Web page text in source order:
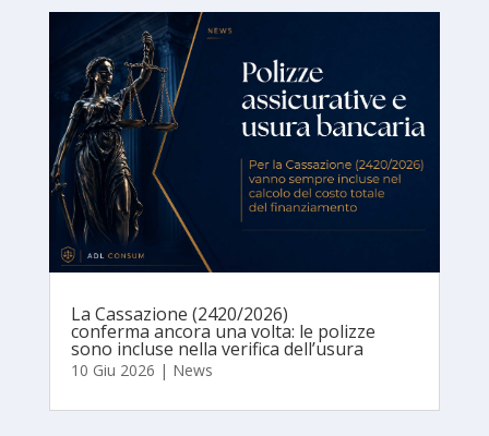
La Cassazione (2420/2026)
conferma ancora una volta: le polizze
sono incluse nella verifica dell’usura
10 Giu 2026 | News